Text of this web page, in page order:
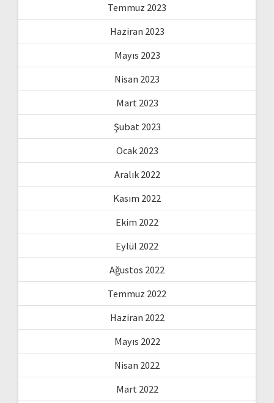
Temmuz 2023
Haziran 2023
Mayıs 2023
Nisan 2023
Mart 2023
Şubat 2023
Ocak 2023
Aralık 2022
Kasım 2022
Ekim 2022
Eylül 2022
Ağustos 2022
Temmuz 2022
Haziran 2022
Mayıs 2022
Nisan 2022
Mart 2022